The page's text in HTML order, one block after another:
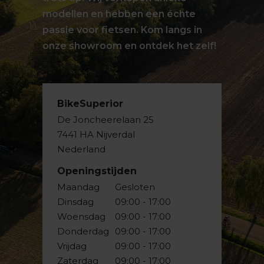
modellen en hebben een échte
passie voor fietsen. Kom langs in
onze showroom en ontdek het zelf!
BikeSuperior
De Joncheerelaan 25
7441 HA Nijverdal
Nederland
Openingstijden
Maandag
Dinsdag
Woensdag
Donderdag
Vrijdag
Zaterdag
Gesloten
09:00 - 17:00
09:00 - 17:00
09:00 - 17:00
09:00 - 17:00
09:00 - 17:00